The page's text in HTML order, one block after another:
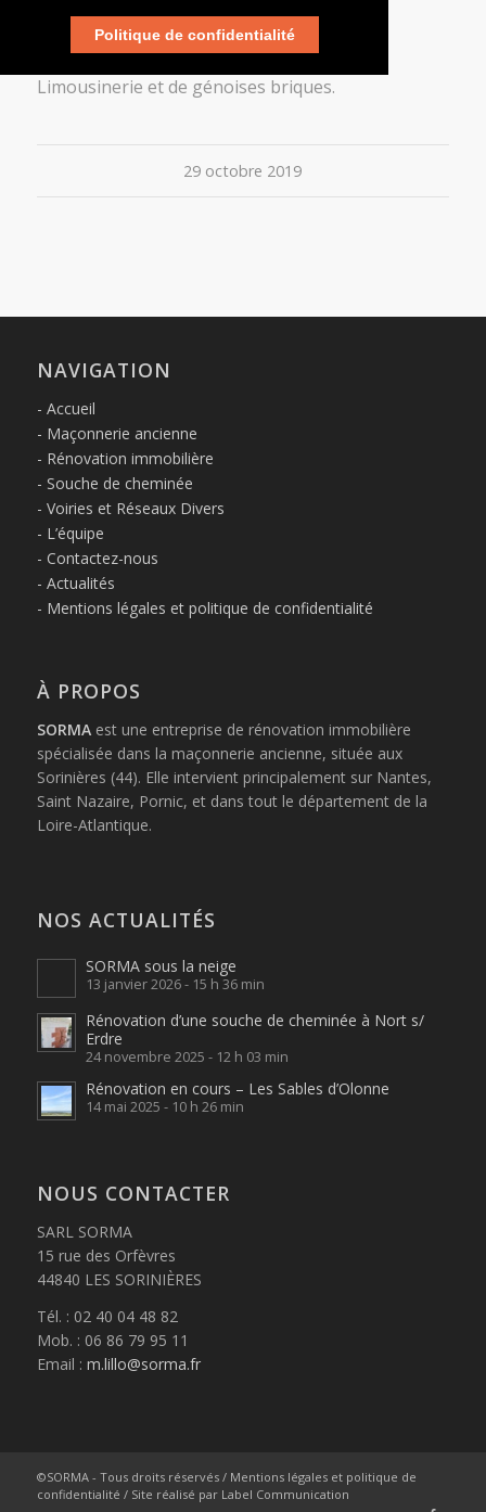
L'équipe sur place a effectué un travail de
Limousinerie et de génoises briques.
29 octobre 2019
NAVIGATION
Accueil
Maçonnerie ancienne
Rénovation immobilière
Souche de cheminée
Voiries et Réseaux Divers
L’équipe
Contactez-nous
Actualités
Mentions légales et politique de confidentialité
À PROPOS
SORMAest une entreprise de rénovation immobilière
spécialisée dans la maçonnerie ancienne, située aux
Sorinières (44). Elle intervient principalement sur Nantes,
Saint Nazaire, Pornic, et dans tout le département de la
Loire-Atlantique.
NOS ACTUALITÉS
SORMA sous la neige
13 janvier 2026 - 15 h 36 min
Rénovation d’une souche de cheminée à Nort s/
Erdre
24 novembre 2025 - 12 h 03 min
Rénovation en cours – Les Sables d’Olonne
14 mai 2025 - 10 h 26 min
NOUS CONTACTER
SARL SORMA
15 rue des Orfèvres
44840 LES SORINIÈRES
Tél. : 02 40 04 48 82
Mob. : 06 86 79 95 11
Email : m.lillo@sorma.fr
©SORMA - Tous droits réservés / Mentions légales et politique de
confidentialité / Site réalisé par Label Communication
Politique de confidentialité